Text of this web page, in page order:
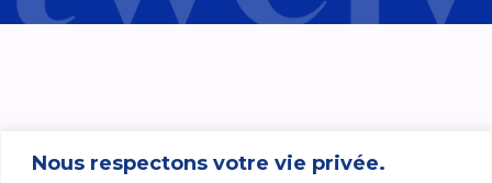
Nous respectons votre vie privée.